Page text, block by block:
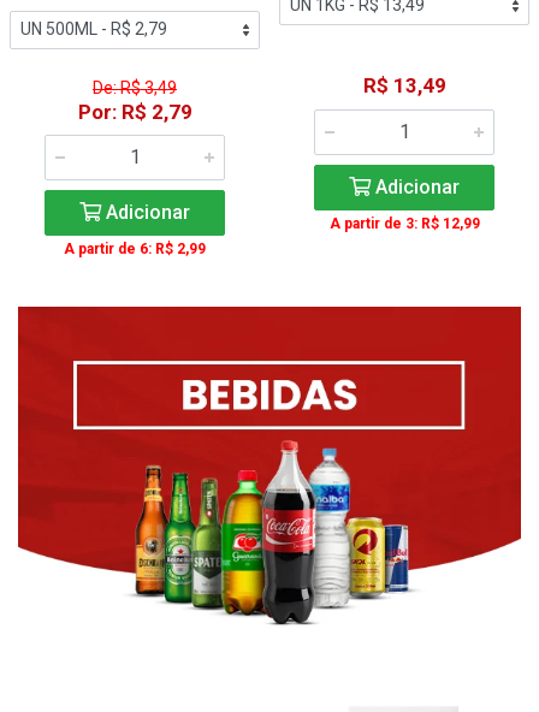
De: R$ 3,49
Por: R$ 2,79
Adicionar
A partir de 6: R$ 2,99
R$ 13,49
Adicionar
A partir de 3: R$ 12,99